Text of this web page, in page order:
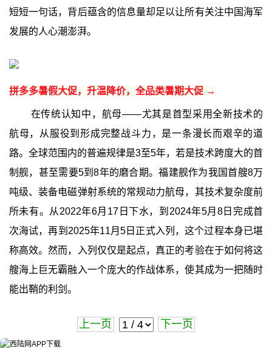
短短一句话，背后蕴含的信息量却足以让所有关注中国海军
发展的人心潮澎湃。
拼多多暑假大促，升温降价，全品类暑期大促 →
在传统认知中，航母——尤其是首型采用全新技术的
航母，从服役到形成完整战斗力，是一条漫长而艰辛的道
路。全球范围内的普遍规律是3至5年，若是技术跨度大的首
制舰，甚至需要5到8年的磨合期。福建舰作为我国首艘8万
吨级、装备电磁弹射系统的常规动力航母，其技术复杂度前
所未有。从2022年6月17日下水，到2024年5月8日完成首
次海试，再到2025年11月5日正式入列，这个过程本身已堪
称高效。然而，入列仅仅是起点，真正的考验在于如何将这
艘海上巨无霸融入一个庞大的作战体系，使其成为一把随时
能出鞘的利剑。
上一页 下一页